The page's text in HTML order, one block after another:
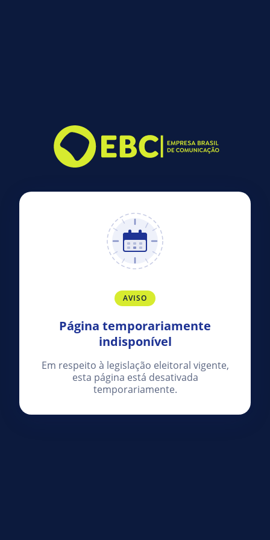
AVISO
Página temporariamente
indisponível
Em respeito à legislação eleitoral vigente,
esta página está desativada
temporariamente.